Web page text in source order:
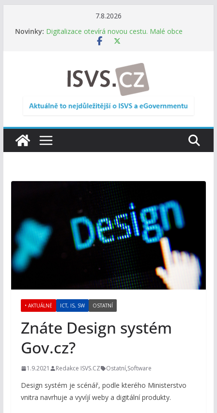
7.8.2026
Novinky: Digitalizace otevírá novou cestu. Malé obce
nemusí zanikat, mohou více spolupracovat
DIA: Informační systém dlouhodobého řízení
(ISDŘ) je od července v plném provozu
RVIS – Výbor pro architekturu a řízení ICT
zveřejnil materiály z nového jednání
Informace o obcích vždy po ruce. SMS ČR spouští
• AKTUÁLNĚ ICT, IS, SW OSTATNÍ
Znáte Design systém
Gov.cz?
1.9.2021 Redakce ISVS.CZ Ostatní,Software
Design systém je scénář, podle kterého Ministerstvo
vnitra navrhuje a vyvíjí weby a digitální produkty.